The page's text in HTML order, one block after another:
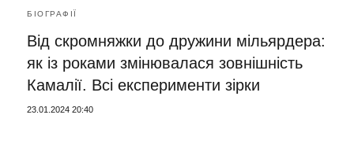
БІОГРАФІЇ
Від скромняжки до дружини мільярдера:
як із роками змінювалася зовнішність
Камалії. Всі експерименти зірки
23.01.2024 20:40